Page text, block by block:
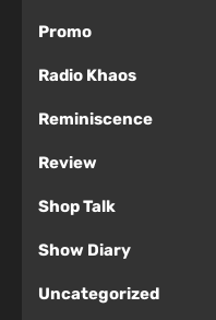
Promo
Radio Khaos
Reminiscence
Review
Shop Talk
Show Diary
Uncategorized